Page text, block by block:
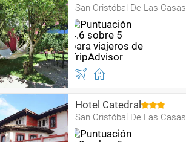
San Cristóbal De Las Casas
Hotel Catedral
San Cristóbal De Las Casas